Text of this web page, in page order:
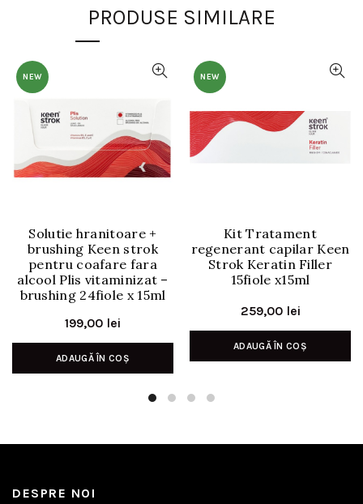
PRODUSE SIMILARE
NEW
Solutie hranitoare +
brushing Keen strok
pentru coafare fara
alcool Plis vitaminizat –
brushing 24fiole x 15ml
199,00 lei
ADAUGĂ ÎN COȘ
NEW
Kit Tratament
regenerant capilar Keen
Strok Keratin Filler
15fiole x15ml
259,00 lei
ADAUGĂ ÎN COȘ
DESPRE NOI